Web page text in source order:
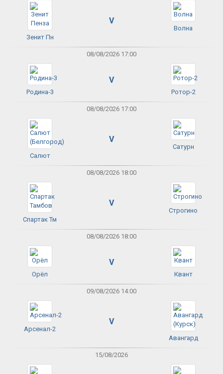
Зенит Пн
V
Волна
08/08/2026 17:00
Родина-3
V
Ротор-2
08/08/2026 17:00
Салют
V
Сатурн
08/08/2026 18:00
Спартак Тм
V
Строгино
08/08/2026 18:00
Орёл
V
Квант
09/08/2026 14:00
Арсенал-2
V
Авангард
15/08/2026